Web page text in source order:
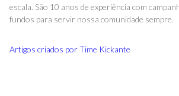
escala. São 10 anos de experiência com
fundos para servir nossa comunidade sempre.
Artigos criados porTime Kickante